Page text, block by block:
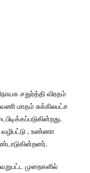
சதுர்த்தி விரதம்
மாதம் சுக்கிலபட்ச
, உண்ணா
முறைகளில்